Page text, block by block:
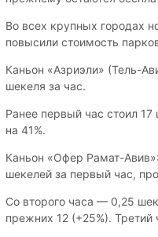
Во всех крупных городах
повысили стоимость
Каньон «Азриэли» (Тель-
шекеля за час.
Ранее первый час стоил
на 41%.
Каньон «Офер Рамат-
шекелей за первый час,
Со второго часа — 0,25
прежних 12 (+25%).